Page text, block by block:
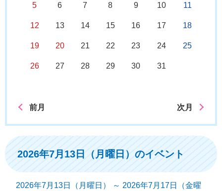
5 6 7 8 9 10 11
12 13 14 15 16 17 18
19 20 21 22 23 24 25
26 27 28 29 30 31
前月 次月
2026年7月13日（月曜日）のイベント
2026年7月13日（月曜日） ～ 2026年7月17日（金曜